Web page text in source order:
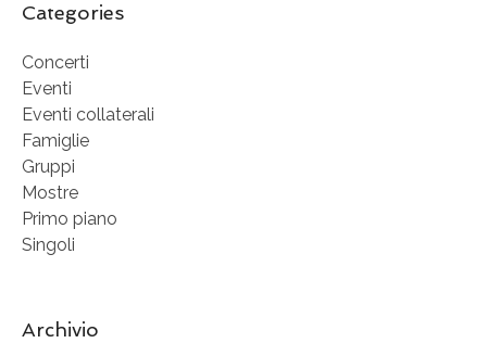
Categories
Concerti
Eventi
Eventi collaterali
Famiglie
Gruppi
Mostre
Primo piano
Singoli
Archivio